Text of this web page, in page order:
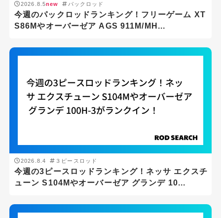
2026.8.5new パックロッド
今週のパックロッドランキング！フリーゲーム XT
S86Mやオーバーゼア AGS 911M/MH...
2026.8.4 ３ピースロッド
今週の3ピースロッドランキング！ネッサ エクスチ
ューン S104Mやオーバーゼア グランデ 10...